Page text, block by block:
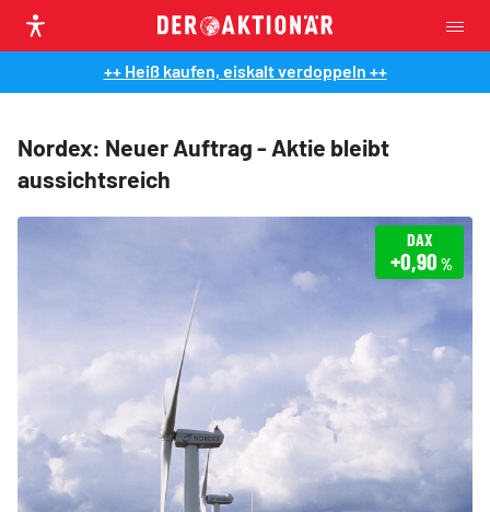
++ Heiß kaufen, eiskalt verdoppeln ++
Nordex: Neuer Auftrag - Aktie bleibt
aussichtsreich
DAX
+0,90 %